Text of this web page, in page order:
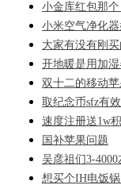
小金库红包那
小米空气净化
大家有没有刚
开地暖是用加
双十二的移动
取纪念币sfz有
速度注册送1w
国补苹果问题
吴彦祖们3-
想买个IH电饭